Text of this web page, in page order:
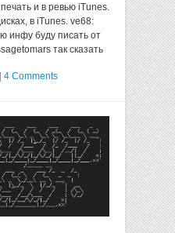
и в ревью iTunes.
в iTunes. ve68:
инфу буду писать от
так сказать
4 Comments